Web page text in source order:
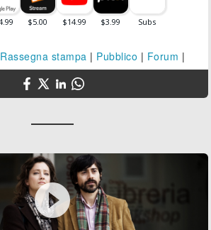
Rassegna stampa | Pubblico | Forum |
